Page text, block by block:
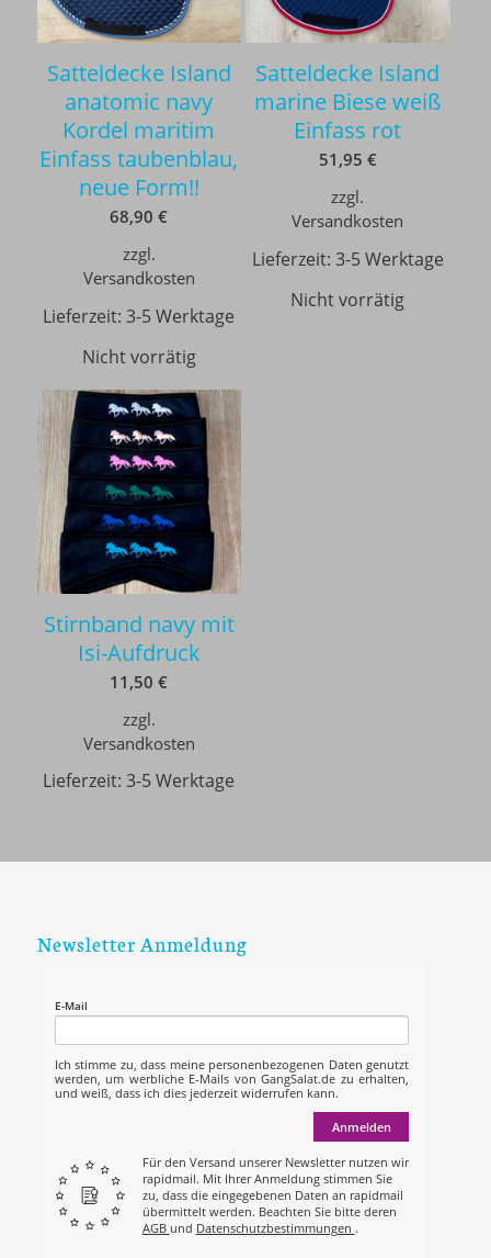
Satteldecke Island
anatomic navy
Kordel maritim
Einfass taubenblau,
neue Form!!
68,90€
zzgl.
Versandkosten
Lieferzeit:3-5 Werktage
Nicht vorrätig
Satteldecke Island
marine Biese weiß
Einfass rot
51,95 €
zzgl.
Versandkosten
Lieferzeit: 3-5 Werktage
Nicht vorrätig
Stirnband navy mit
Isi-Aufdruck
11,50€
zzgl.
Versandkosten
Lieferzeit:3-5 Werktage
Newsletter Anmeldung
E-Mail
Ich stimme zu, dass meine personenbezogenen Daten genutzt
werden, um werbliche E-Mails von GangSalat.de zu erhalten,
und weiß, dass ich dies jederzeit widerrufen kann.
Anmelden
Für den Versand unserer Newsletter nutzen wir
rapidmail. Mit Ihrer Anmeldung stimmen Sie
zu, dass die eingegebenen Daten an rapidmail
übermittelt werden. Beachten Sie bitte deren
AGB und Datenschutzbestimmungen .